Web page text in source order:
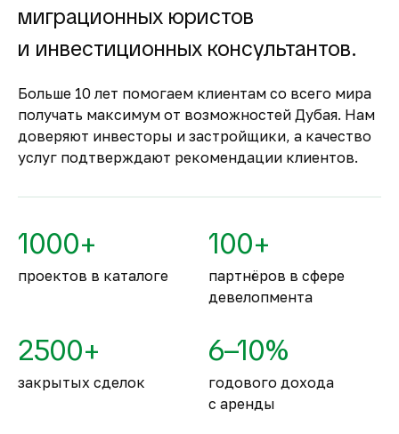
недвижимость
Оплата за объект поступает на эскроу-счёт.
Застройщик сможет получить с него деньги
только после ввода объекта в
Комфортное и
безопасное место для
жизни
По уровню безопасности жизни
занимают второе место в мире.
миграционных юристов
и инвестиционных консультантов.
Больше 10 лет помогаем клиентам со всего мира
получать максимум от возможностей Дубая. Нам
доверяют инвесторы и застройщики, а качество
услуг подтверждают рекомендации клиентов.
1000+
проектов в каталоге
100+
партнёров в сфере
девелопмента
2500+
закрытых сделок
6–10%
годового дохода
с аренды